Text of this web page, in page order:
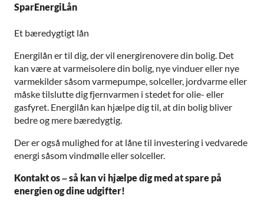
SparEnergiLån
Et bæredygtigt lån
Energilån er til dig, der vil energirenovere din bolig. Det
kan være at varmeisolere din bolig, nye vinduer eller nye
varmekilder såsom varmepumpe, solceller, jordvarme eller
måske tilslutte dig fjernvarmen i stedet for olie- eller
gasfyret. Energilån kan hjælpe dig til, at din bolig bliver
bedre og mere bæredygtig.
Der er også mulighed for at låne til investering i vedvarede
energi såsom vindmølle eller solceller.
Kontakt os – så kan vi hjælpe dig med at spare på
energien og dine udgifter!